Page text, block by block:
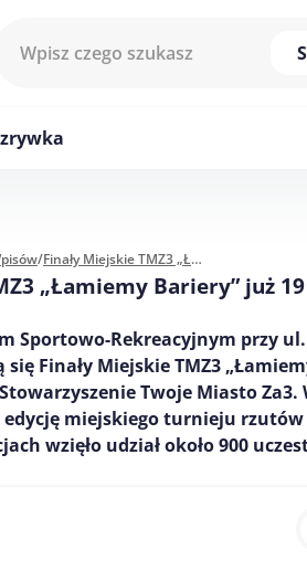
/ Finały Miejskie TMZ3 „Łamiemy Bariery” już 19 czerwca w Zgorzelcu!
„Łamiemy Bariery” już
Sportowo-Rekreacyjnym przy
się Finały Miejskie TMZ3
Twoje Miasto Za3.
miejskiego turnieju
wzięło udział około 900